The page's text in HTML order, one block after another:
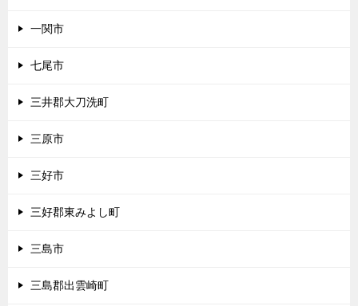
一関市
七尾市
三井郡大刀洗町
三原市
三好市
三好郡東みよし町
三島市
三島郡出雲崎町